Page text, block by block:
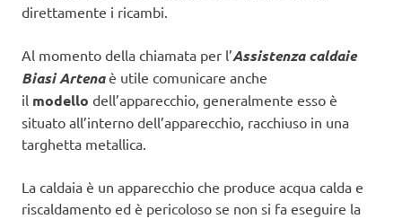
direttamente i ricambi.
Al momento della chiamata per l’Assistenza caldaie
Biasi Artenaè utile comunicare anche
il modello dell’apparecchio, generalmente esso è
situato all’interno dell’apparecchio, racchiuso in una
targhetta metallica.
La caldaia è un apparecchio che produce acqua calda e
riscaldamento ed è pericoloso se non si fa eseguire la